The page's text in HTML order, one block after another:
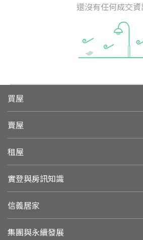
還沒有任何成交
買屋
賣屋
租屋
實登與房訊知識
信義居家
集團與永續發展